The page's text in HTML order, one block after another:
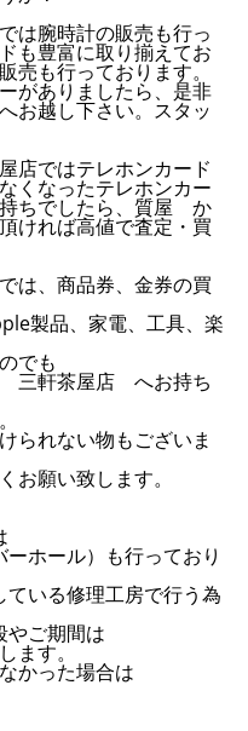
腕時計の販売も行っ
も豊富に取り揃えてお
売も行っております。
がありましたら、是非
越し下さい。スタッ
ではテレホンカード
くなったテレホンカー
ちでしたら、質屋 か
ければ高値で査定・買
、商品券、金券の買
製品、家電、工具、楽
でも
軒茶屋店 へお持ち
られない物もございま
お願い致します。
ホール）も行っており
いる修理工房で行う為
やご期間は
ます。
かった場合は